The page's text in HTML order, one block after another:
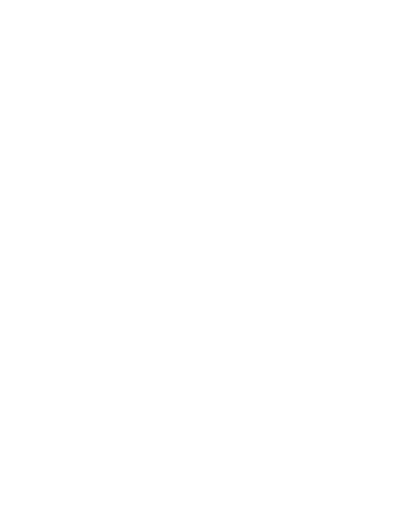
che riduce considerevolmente il
è la più semplice.
agli utenti diversi metodi di
alle loro esigenze. È anche
una volta completata
nostri clienti sono la massima
non sacrificano i vantaggi
lato DC, ed il pieno
modo, la sua efficienza europea
predecessore della serie NS.